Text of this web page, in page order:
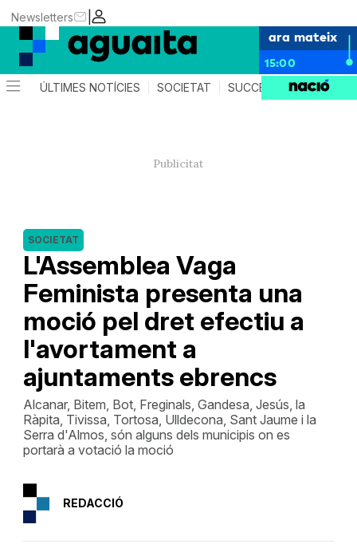
|
Newsletters
ara mateix
15:00
ÚLTIMES NOTÍCIES SOCIETAT SUCCESSOS AGENDA
L'Assemblea Vaga
Feminista presenta una
moció pel dret efectiu a
l'avortament a
ajuntaments ebrencs
SOCIETAT
Alcanar, Bitem, Bot, Freginals, Gandesa, Jesús, la
Ràpita, Tivissa, Tortosa, Ulldecona, Sant Jaume i la
Serra d'Almos, són alguns dels municipis on es
portarà a votació la moció
REDACCIÓ